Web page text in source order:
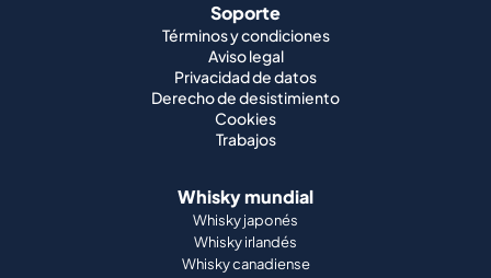
Soporte
Términos y condiciones
Aviso legal
Privacidad de datos
Derecho de desistimiento
Cookies
Trabajos
Whisky mundial
Whisky japonés
Whisky irlandés
Whisky canadiense